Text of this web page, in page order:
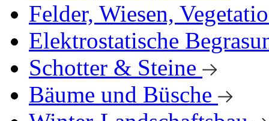
Felder, Wiesen,
Elektrostatische
Schotter & Steine
Bäume und Büsche